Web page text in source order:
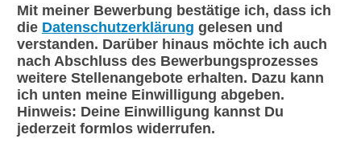
Mit meiner Bewerbung bestätige ich, dass ich
die Datenschutzerklärung gelesen und
verstanden. Darüber hinaus möchte ich auch
nach Abschluss des Bewerbungsprozesses
weitere Stellenangebote erhalten. Dazu kann
ich unten meine Einwilligung abgeben.
Hinweis: Deine Einwilligung kannst Du
jederzeit formlos widerrufen.